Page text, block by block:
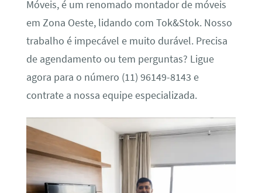
Móveis, é um renomado montador de móveis
em Zona Oeste, lidando com Tok&Stok. Nosso
trabalho é impecável e muito durável. Precisa
de agendamento ou tem perguntas? Ligue
agora para o número (11) 96149-8143 e
contrate a nossa equipe especializada.